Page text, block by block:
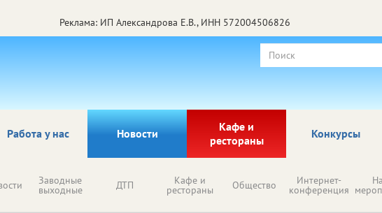
Реклама: ИП Александрова Е.В., ИНН 572004506826
Работа у нас Новости
Кафе и
рестораны
Конкурсы
Заводные
выходные ДТП Кафе и
рестораны Общество Интернет-
конференция